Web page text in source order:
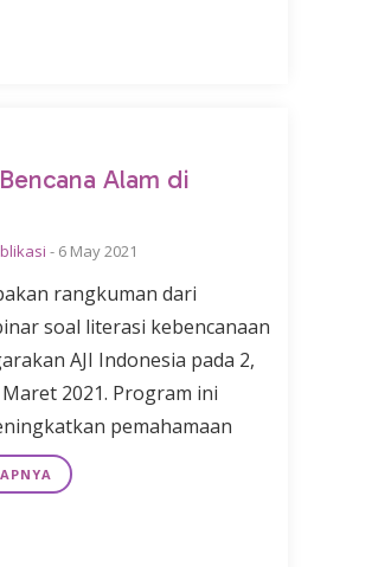
Alam di
- 6 May 2021
rangkuman dari
soal literasi kebencanaan
AJI Indonesia pada 2,
Maret 2021. Program ini
pemahamaan